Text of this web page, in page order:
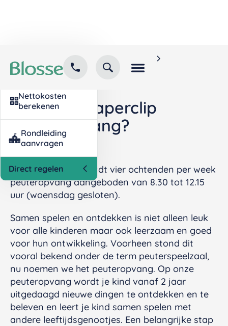
Kind inschrijven
opvang
Nettokosten
berekenen
Rondleiding
aanvragen
Direct regelen
Heeft De Paperclip peuteropvang?
Heeft De Paperclip
peuteropvang?
Op De Paperclip wordt vier ochtenden per week
peuteropvang aangeboden van 8.30 tot 12.15
uur (woensdag gesloten).
Samen spelen en ontdekken is niet alleen leuk
voor alle kinderen maar ook leerzaam en goed
voor hun ontwikkeling. Voorheen stond dit
vooral bekend onder de term peuterspeelzaal,
nu noemen we het peuteropvang. Op onze
peuteropvang wordt je kind vanaf 2 jaar
uitgedaagd nieuwe dingen te ontdekken en te
beleven en leert je kind samen spelen met
andere leeftijdsgenootjes. Een belangrijke stap